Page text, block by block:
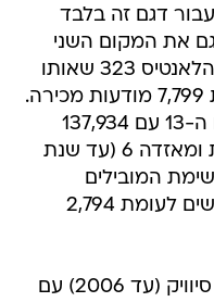
חיפושים עבור דגם זה בלבד
גם את המקום השני
מאזדה כובשת, אך הפעם עם הלאנטיס 323 שאותו
חיפשו 272,382 פעמים לעומת 7,799 מודעות מכירה.
מאזדה 323 מגיעה אל המקום ה-13 עם 137,934
חיפושים לעומת 2,270 מודעות ומאזדה 6 (עד שנת
המובילים
במקום ה-18 עם 112,543 חיפושים לעומת 2,794
במקום השלישי נמצאת הונדה סיוויק (עד 2006) עם